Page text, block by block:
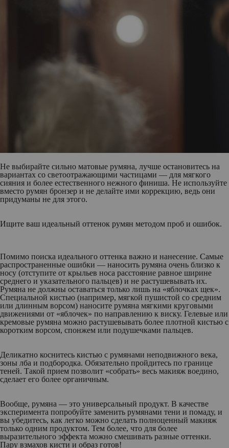
Не выбирайте сильно матовые румяна, лучше остановитесь на
вариантах со светоотражающими частицами — для мягкого
сияния и более естественного нежного финиша. Не используйте
вместо румян бронзер и не делайте ими коррекцию, ведь они
придуманы не для этого.
Ищите ваш идеальный оттенок румян методом проб и ошибок.
Помимо поиска идеального оттенка важно и нанесение. Самые
распространенные ошибки — наносить румяна очень близко к
носу (отступите от крыльев носа расстояние равное ширине
среднего и указательного пальцев) и не растушевывать их.
Румяна не должны оставаться только лишь на «яблочках щек».
Специальной кистью (например, мягкой пушистой со средним
или длинным ворсом) наносите румяна мягкими круговыми
движениями от «яблочек» по направлению к виску. Гелевые или
кремовые румяна можно растушевывать более плотной кистью с
коротким ворсом, спонжем или подушечками пальцев.
Деликатно коснитесь кистью с румянами неподвижного века,
зоны лба и подбородка. Обязательно пройдитесь по границе
теней. Такой прием позволит «собрать» весь макияж воедино,
сделает его более органичным.
Вообще, румяна — это универсальный продукт. В качестве
эксперимента попробуйте заменить румянами тени и помаду, и
вы убедитесь, как легко можно сделать полноценный макияж
только одним продуктом. Тем более, что для более
выразительного эффекта можно смешивать разные оттенки.
Пару взмахов кисти и образ готов!